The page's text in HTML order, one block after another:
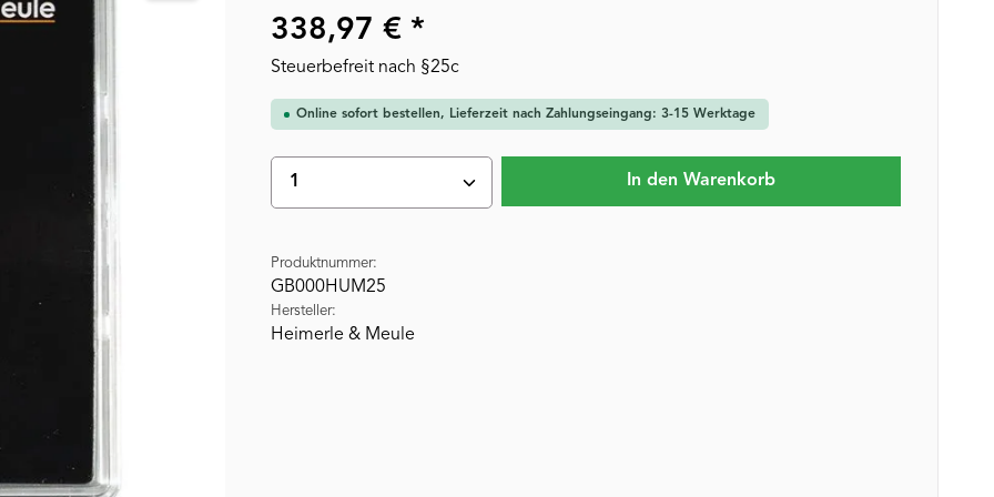
338,97 € *
Steuerbefreit nach §25c
Online sofort bestellen, Lieferzeit nach Zahlungseingang: 3-15 Werktage
Produkt Anzahl: Gib den gewünschten Wert ein oder
In den Warenkorb
Produktnummer:
GB000HUM25
Hersteller:
Heimerle & Meule